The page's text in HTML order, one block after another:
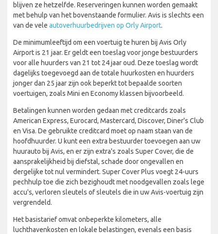
blijven ze hetzelfde. Reserveringen kunnen worden gemaakt
met behulp van het bovenstaande formulier. Avis is slechts een
van de vele autoverhuurbedrijven op Orly Airport.
De minimumleeftijd om een voertuig te huren bij Avis Orly
Airport is 21 jaar. Er geldt een toeslag voor jonge bestuurders
voor alle huurders van 21 tot 24 jaar oud. Deze toeslag wordt
dagelijks toegevoegd aan de totale huurkosten en huurders
jonger dan 25 jaar zijn ook beperkt tot bepaalde soorten
voertuigen, zoals Mini en Economy klassen bijvoorbeeld.
Betalingen kunnen worden gedaan met creditcards zoals
American Express, Eurocard, Mastercard, Discover, Diner's Club
en Visa. De gebruikte creditcard moet op naam staan van de
hoofdhuurder. U kunt een extra bestuurder toevoegen aan uw
huurauto bij Avis, en er zijn extra's zoals Super Cover, die de
aansprakelijkheid bij diefstal, schade door ongevallen en
dergelijke tot nul vermindert. Super Cover Plus voegt 24-uurs
pechhulp toe die zich bezighoudt met noodgevallen zoals lege
accu's, verloren sleutels of sleutels die in uw Avis-voertuig zijn
vergrendeld.
Het basistarief omvat onbeperkte kilometers, alle
luchthavenkosten en lokale belastingen, evenals een basis